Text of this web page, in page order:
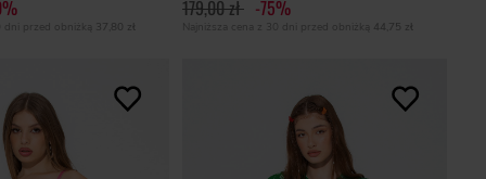
dni przed obniżką 37,80 zł
179,00 zł -75%
Najniższa cena z 30 dni przed obniżką 44,75 zł